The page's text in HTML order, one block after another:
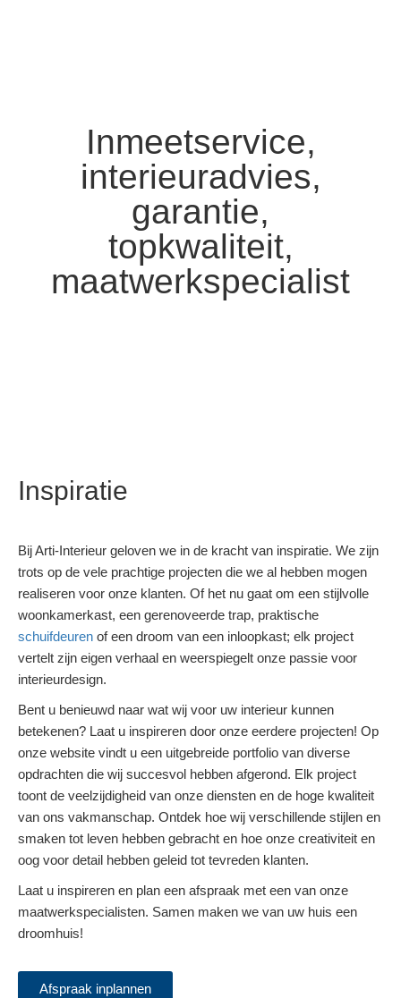
Inmeetservice,
interieuradvies,
garantie,
topkwaliteit,
maatwerkspecialist
Inspiratie
Bij Arti-Interieur geloven we in de kracht van inspiratie. We zijn
trots op de vele prachtige projecten die we al hebben mogen
realiseren voor onze klanten. Of het nu gaat om een stijlvolle
woonkamerkast, een gerenoveerde trap, praktische
schuifdeuren of een droom van een inloopkast; elk project
vertelt zijn eigen verhaal en weerspiegelt onze passie voor
interieurdesign.
Bent u benieuwd naar wat wij voor uw interieur kunnen
betekenen? Laat u inspireren door onze eerdere projecten! Op
onze website vindt u een uitgebreide portfolio van diverse
opdrachten die wij succesvol hebben afgerond. Elk project
toont de veelzijdigheid van onze diensten en de hoge kwaliteit
van ons vakmanschap. Ontdek hoe wij verschillende stijlen en
smaken tot leven hebben gebracht en hoe onze creativiteit en
oog voor detail hebben geleid tot tevreden klanten.
Laat u inspireren en plan een afspraak met een van onze
maatwerkspecialisten. Samen maken we van uw huis een
droomhuis!
Afspraak inplannen